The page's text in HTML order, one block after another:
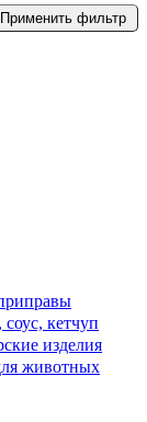
Применить фильтр
кетчуп
изделия
животных